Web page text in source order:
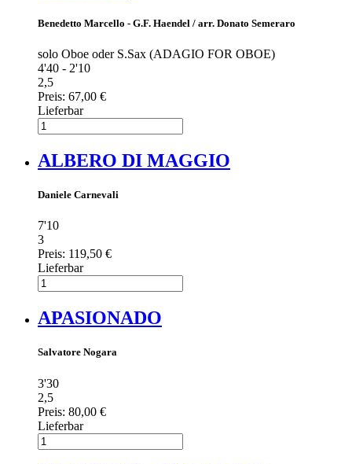
Benedetto Marcello - G.F. Haendel / arr. Donato Semeraro
solo Oboe oder S.Sax (ADAGIO FOR OBOE)
4'40 - 2'10
2,5
Preis: 67,00 €
Lieferbar
ALBERO DI MAGGIO
Daniele Carnevali
7'10
3
Preis: 119,50 €
Lieferbar
APASIONADO
Salvatore Nogara
3'30
2,5
Preis: 80,00 €
Lieferbar